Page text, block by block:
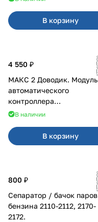
В корзину
4 550 ₽
МАКС 2 Доводик. Модуль
автоматического
контроллера
стеклоподъемников для
В наличии
В корзину
800 ₽
Сепаратор / бачок паров
бензина 2110-2112, 2170-
2172.